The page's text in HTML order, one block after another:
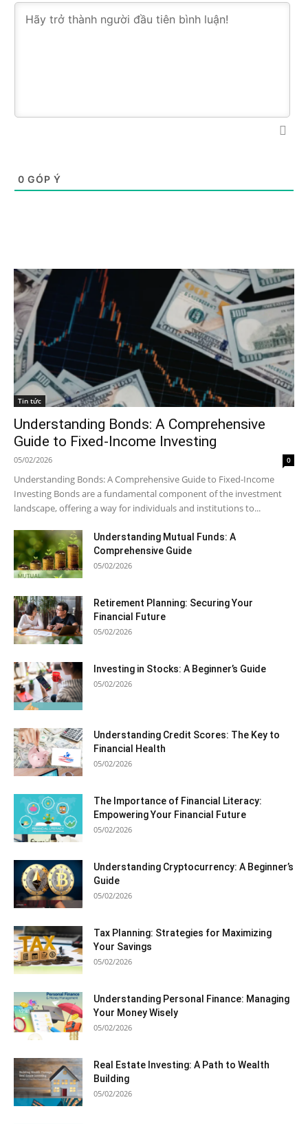
0 GÓP Ý
Tin tức
Understanding Bonds: A Comprehensive
Guide to Fixed-Income Investing
05/02/2026 0
Understanding Bonds: A Comprehensive Guide to Fixed-Income
Investing Bonds are a fundamental component of the investment
landscape, offering a way for individuals and institutions to...
Understanding Mutual Funds: A
Comprehensive Guide
05/02/2026
Retirement Planning: Securing Your
Financial Future
05/02/2026
Investing in Stocks: A Beginner’s Guide
05/02/2026
Understanding Credit Scores: The Key to
Financial Health
05/02/2026
The Importance of Financial Literacy:
Empowering Your Financial Future
05/02/2026
Understanding Cryptocurrency: A Beginner’s
Guide
05/02/2026
Tax Planning: Strategies for Maximizing
Your Savings
05/02/2026
Understanding Personal Finance: Managing
Your Money Wisely
05/02/2026
Real Estate Investing: A Path to Wealth
Building
05/02/2026